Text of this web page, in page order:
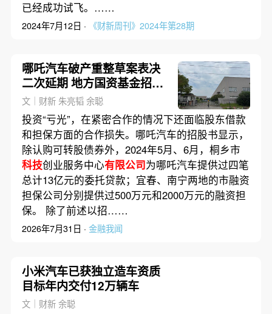
已经成功试飞。……
2024年7月12日 · 《财新周刊》2024年第28期
哪吒汽车破产重整草案表决
二次延期 地方国资基金招商
风险再审视(含视频)
文｜财新 朱亮韬 余聪
投资“亏光”，在紧密合作的情况下还面临股东借款
和担保方面的合作损失。哪吒汽车的招股书显示，
除认购可转股债券外，2024年5月、6月，桐乡市
科技创业服务中心有限公司为哪吒汽车提供过四笔
总计13亿元的委托贷款；宜春、南宁两地的市融资
担保公司分别提供过500万元和2000万元的融资担
保。 除了前述以招……
2026年7月31日 · 金融我闻
小米汽车已获独立造车资质
目标年内交付12万辆车
文｜财新 余聪